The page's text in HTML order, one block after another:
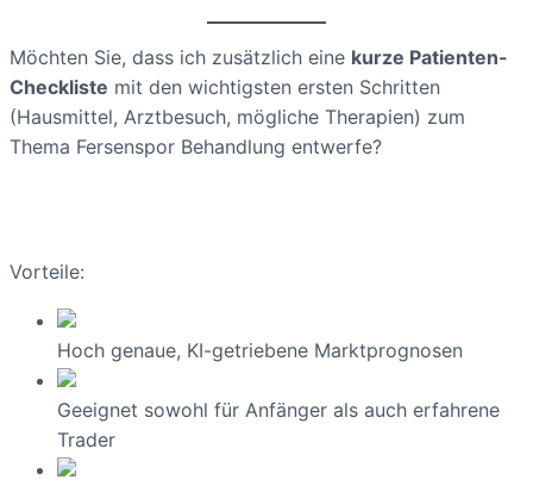
Möchten Sie, dass ich zusätzlich eine kurze Patienten-
Checkliste mit den wichtigsten ersten Schritten
(Hausmittel, Arztbesuch, mögliche Therapien) zum
Thema Fersenspor Behandlung entwerfe?
Vorteile:
Hoch genaue, KI-getriebene Marktprognosen
Geeignet sowohl für Anfänger als auch erfahrene
Trader